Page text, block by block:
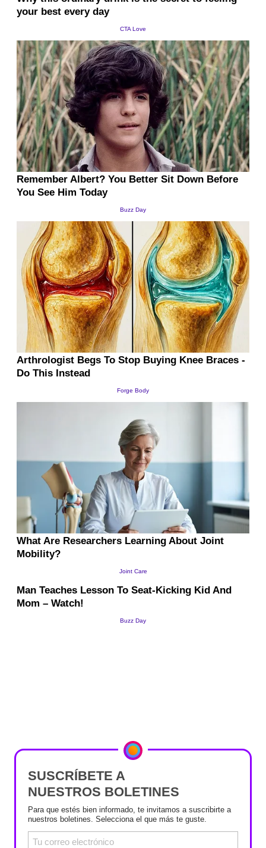
SUSCRÍBETE A
NUESTROS BOLETINES
Para que estés bien informado, te invitamos a suscribirte a
nuestros boletines. Selecciona el que más te guste.